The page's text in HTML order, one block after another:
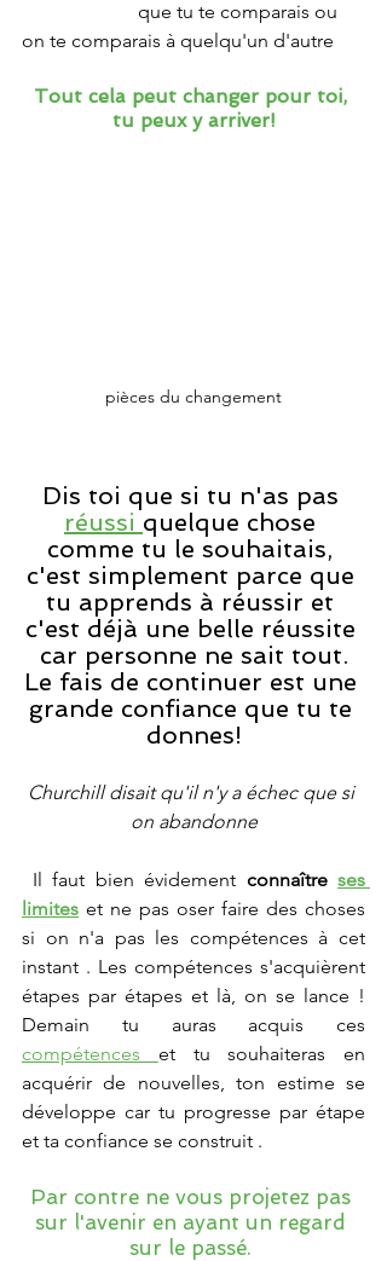
on te comparais à quelqu'un d'autre
Tout cela peut changer pour toi,
tu peux y arriver!
pièces du changement
Dis toi que si tu n'as pas
réussi quelque chose
comme tu le souhaitais,
c'est simplement parce que
tu apprends à réussir et
c'est déjà une belle réussite
car personne ne sait tout.
Le fais de continuer est une
grande confiance que tu te
donnes!
Churchill disait qu'il n'y a échec que si
on abandonne
Il faut bien évidement connaître ses
limites et ne pas oser faire des choses
si on n'a pas les compétences à cet
instant . Les compétences s'acquièrent
étapes par étapes et là, on se lance !
compétences et tu souhaiteras en
acquérir de nouvelles, ton estime se
développe car tu progresse par étape
et ta confiance se construit .
Par contre ne vous projetez pas
sur l'avenir en ayant un regard
sur le passé.